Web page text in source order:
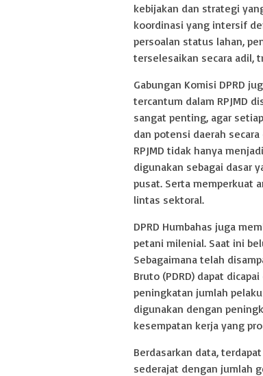
kebijakan dan strategi
koordinasi yang intersif
persoalan status lahan,
terselesaikan secara adil,
Gabungan Komisi DPRD
tercantum dalam RPJMD
sangat penting, agar
dan potensi daerah
RPJMD tidak hanya
digunakan sebagai dasar
pusat. Serta memperkuat
lintas sektoral.
DPRD Humbahas juga
petani milenial. Saat ini
Sebagaimana telah
Bruto (PDRD) dapat
peningkatan jumlah
digunakan dengan
kesempatan kerja yang
Berdasarkan data,
sederajat dengan jumlah